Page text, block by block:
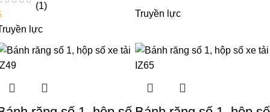
(1)
lực
Truyền lực